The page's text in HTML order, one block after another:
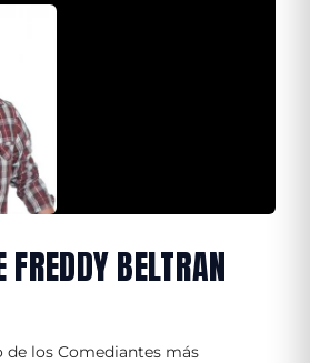
BELTRAN
los Comediantes más